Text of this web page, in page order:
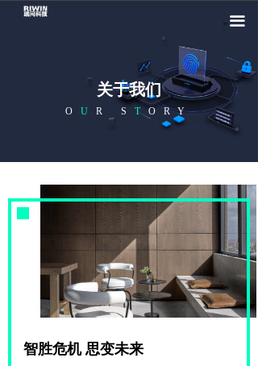
끀
关于我们
O U R S T ORY
智胜危机 思变未来